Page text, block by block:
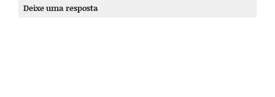
Deixe uma resposta